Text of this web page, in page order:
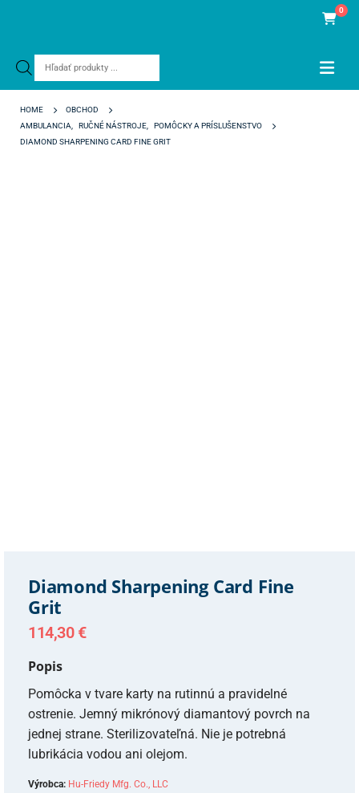
Products
0
HOME
OBCHOD
AMBULANCIA
RUČNÉ NÁSTROJE
POMÔCKY A PRÍSLUŠENSTVO
DIAMOND SHARPENING CARD FINE GRIT
Diamond Sharpening Card Fine
Grit
114,30 €
Popis
Pomôcka v tvare karty na rutinnú a pravidelné
ostrenie. Jemný mikrónový diamantový povrch na
jednej strane. Sterilizovateľná. Nie je potrebná
lubrikácia vodou ani olejom.
Výrobca: Hu-Friedy Mfg. Co., LLC